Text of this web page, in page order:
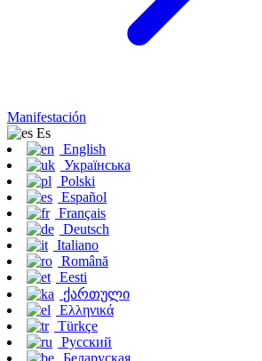
Manifestación
Es
English
Українська
Polski
Español
Français
Deutsch
Italiano
Română
Eesti
ქართული
Ελληνικά
Türkçe
Русский
Беларуская